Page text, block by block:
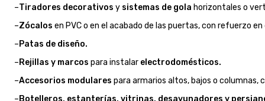
–Tiradores decorativos y sistemas de gola horizontales o
–Zócalos en PVC o en el acabado de las puertas, con refuerzo
–Patas de diseño.
–Rejillas y marcos para instalar electrodomésticos.
–Accesorios modulares para armarios altos, bajos o columnas,
–Botelleros, estanterías, vitrinas, desayunadores y